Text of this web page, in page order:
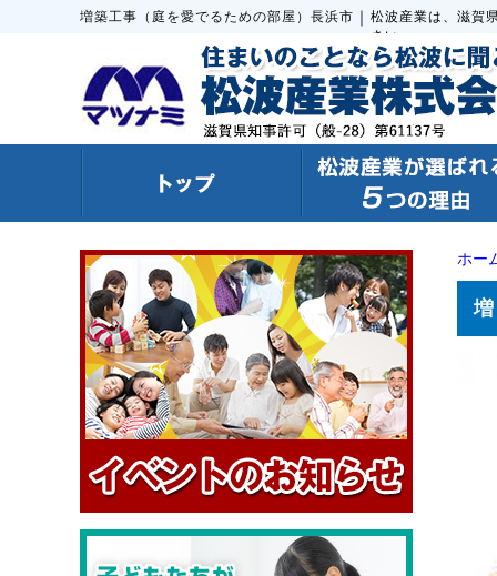
増築工事（庭を愛でるための部屋）長浜市 ｜ 松波産業は、滋賀
さい。
ホー